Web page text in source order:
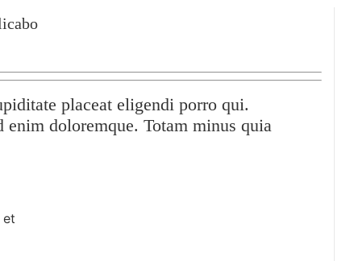
placeat eligendi porro qui.
doloremque. Totam minus quia
et